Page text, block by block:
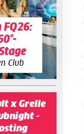
FQ26:
Club
x Grelle
-